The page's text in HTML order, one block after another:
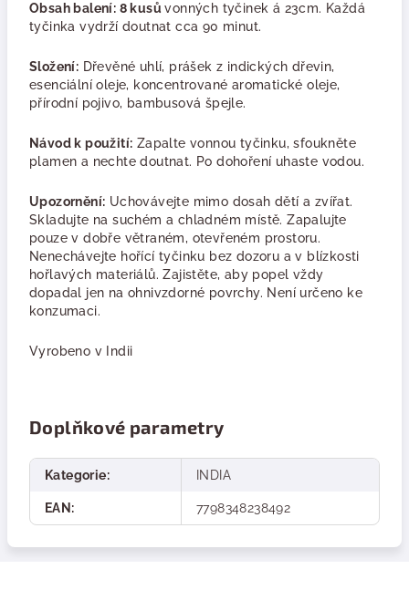
Obsah balení: 8 kusůvonných tyčinek á 23cm. Každá
tyčinka vydrží doutnat cca 90 minut.
Složení: Dřevěné uhlí, prášek z indických dřevin,
esenciální oleje, koncentrované aromatické oleje,
přírodní pojivo, bambusová špejle.
Návod k použití: Zapalte vonnou tyčinku, sfoukněte
plamen a nechte doutnat. Po dohoření uhaste vodou.
Upozornění: Uchovávejte mimo dosah dětí a zvířat.
Skladujte na suchém a chladném místě. Zapalujte
pouze v dobře větraném, otevřeném prostoru.
Nenechávejte hořící tyčinku bez dozoru a v blízkosti
hořlavých materiálů. Zajistěte, aby popel vždy
dopadal jen na ohnivzdorné povrchy. Není určeno ke
konzumaci.
Vyrobeno v Indii
Doplňkové parametry
Kategorie: INDIA
EAN : 7798348238492